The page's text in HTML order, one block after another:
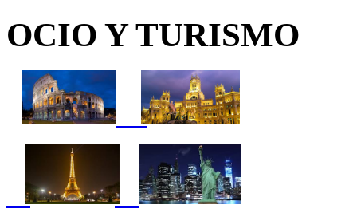
OCIO Y TURISMO